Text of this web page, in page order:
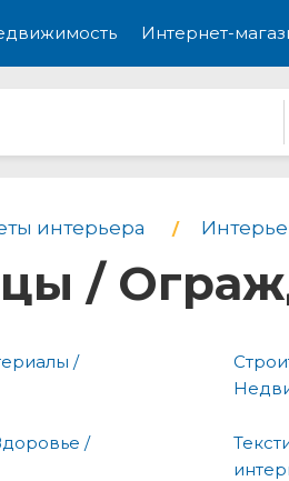
Интернет-
интерьера
/
/
/